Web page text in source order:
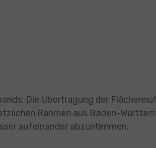
Die Übertragung der
Rahmen aus Baden-
aufeinander abzustimmen.